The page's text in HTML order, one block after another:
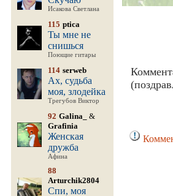
Исакова Светлана
115 ptica
Ты мне не
снишься
Поющие гитары
114 serweb
Ах, судьба
моя, злодейка
Трегубов Виктор
92 Galina_
&
Grafinia
Женская
дружба
Афина
88
Arturchik2804
Спи, моя